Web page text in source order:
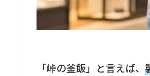
「峠の釜飯」と言えば、